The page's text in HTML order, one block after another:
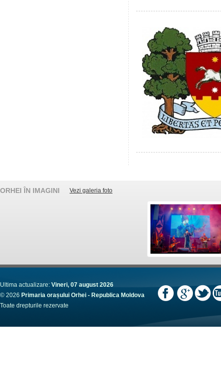
ORHEI ÎN IMAGINI Vezi galeria foto
Ultima actualizare: Vineri, 07 august 2026
© 2026 Primaria orașului Orhei - Republica Moldova
Toate drepturile rezervate